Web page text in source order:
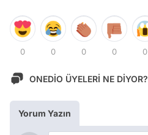
0 0 0 0 0
ONEDİO ÜYELERİ NE DİYOR?
Yorum Yazın